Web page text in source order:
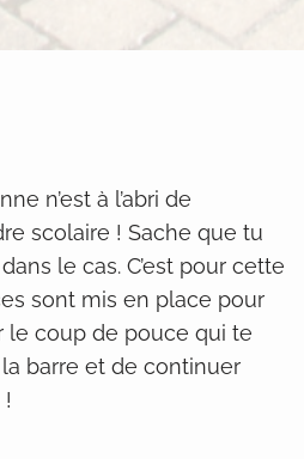
n’est à l’abri de
scolaire ! Sache que tu
le cas. C’est pour cette
sont mis en place pour
le coup de pouce qui te
barre et de continuer